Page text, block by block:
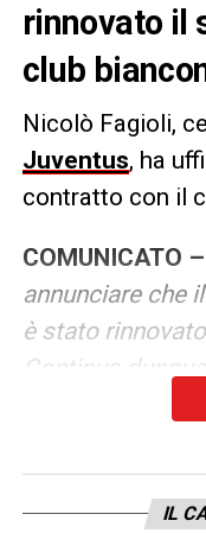
rinnovato il
club
Nicolò Fagioli,
Juventus, ha
contratto con il
COMUNICATO –
annunciare che
è stato
Continua
è bianconero
quando aveva
IL